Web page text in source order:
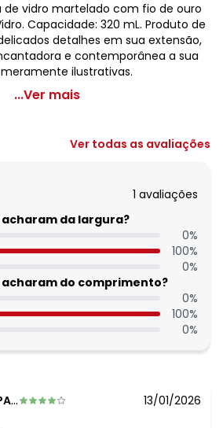
de vidro martelado com fio de ouro
Capacidade: 320 mL. Produto de
detalhes em sua extensão,
e contemporânea a sua
ilustrativas.
Vidro Martelado com Fio Dourado
com fio de ouro Petra.
com delicados detalhes em sua
forma encantadora e
decoração.
ilustrativas.
...Ver mais
Ver todas as avaliações
1 avaliações
acharam da largura?
0%
100%
0%
acharam do comprimento?
0%
100%
0%
13/01/2026